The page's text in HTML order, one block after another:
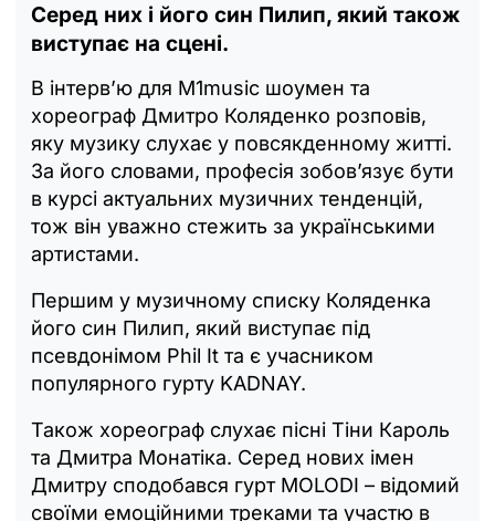
Серед них і його син Пилип, який також
виступає на сцені.
В інтерв’ю для M1music шоумен та
хореограф Дмитро Коляденко розповів,
яку музику слухає у повсякденному житті.
За його словами, професія зобов’язує бути
в курсі актуальних музичних тенденцій,
тож він уважно стежить за українськими
артистами.
Першим у музичному списку Коляденка
його син Пилип, який виступає під
псевдонімом Phil It та є учасником
популярного гурту KADNAY.
Також хореограф слухає пісні Тіни Кароль
та Дмитра Монатіка. Серед нових імен
Дмитру сподобався гурт MOLODI – відомий
своїми емоційними треками та участю в